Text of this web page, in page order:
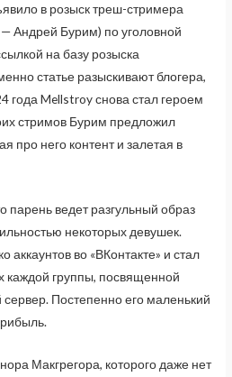
в розыск треш-стримера
Андрей Бурим) по уголовной
на базу розыска
статье разыскивают блогера,
года Mellstroy снова стал героем
стримов Бурим предложил
про него контент и залетая в
парень ведет разгульный образ
некоторых девушек.
аккаунтов во «ВКонтакте» и стал
каждой группы, посвященной
Постепенно его маленький
Макгрегора, которого даже нет